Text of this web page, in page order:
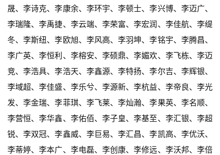
晟、李诗克、李康余、李环宇、李顿士、李兴博、李迈广、
李瑞隆、李禹捷、李云端、李荣富、李宏润、李佳航、李缇
冬、李斯纽、李欧旭、李风高、李羽坤、李铭宇、李腾昌、
李广英、李恒利、李榕安、李硕鼎、李媚欢、李飞栋、李迈
竞、李浩具、李浩天、李鑫源、李特扬、李尔吉、李辉银、
李域超、李佳盛、李乐兮、李源新、李杭益、李帝良、李光
发、李金瑞、李菲琪、李飞莱、李灿瀚、李果英、李名顺、
李营恒、李华鑫、李佑佰、李子皇、李基至、李汇银、李超
锐、李双冠、李鑫威、李巨易、李汇昌、李凯高、李优沃、
李蒂婷、李本广、李电磊、李创康、李修远、李沃邦、李倍